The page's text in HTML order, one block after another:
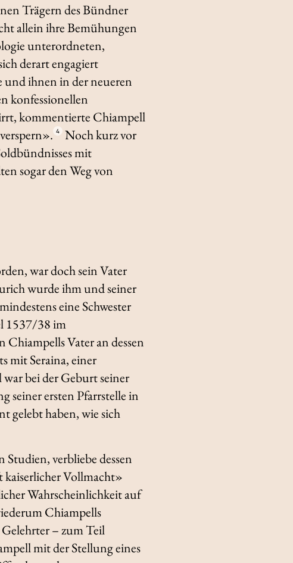
Trägern des Bündner
allein ihre Bemühungen
unterordneten,
derart engagiert
ihnen in der neueren
konfessionellen
kommentierte Chiampell
4
Noch kurz vor
mit
sogar den Weg von
war doch sein Vater
wurde ihm und seiner
eine Schwester
1537/38 im
Vater an dessen
mit Seraina, einer
bei der Geburt seiner
seiner ersten Pfarrstelle in
gelebt haben, wie sich
verbliebe dessen
Vollmacht»
Wahrscheinlichkeit auf
Chiampells
– zum Teil
mit der Stellung eines